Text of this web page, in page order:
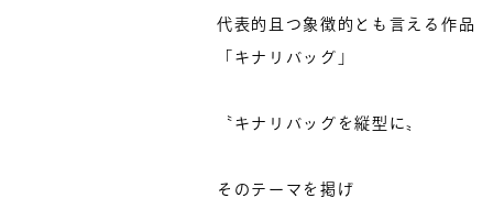
代表的且つ象徴的とも言える作品
「キナリバッグ」
〝キナリバッグを縦型に〟
そのテーマを掲げ